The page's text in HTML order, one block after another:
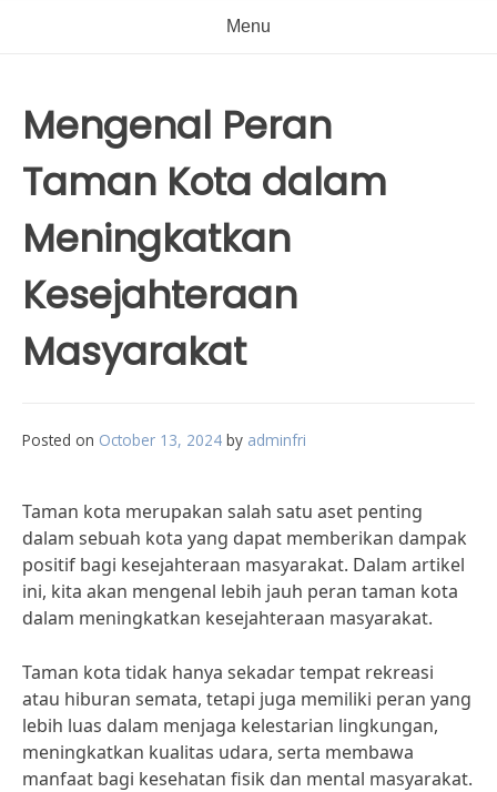
Menu
Mengenal Peran
Taman Kota dalam
Meningkatkan
Kesejahteraan
Masyarakat
Posted on October 13, 2024 by adminfri
Taman kota merupakan salah satu aset penting
dalam sebuah kota yang dapat memberikan dampak
positif bagi kesejahteraan masyarakat. Dalam artikel
ini, kita akan mengenal lebih jauh peran taman kota
dalam meningkatkan kesejahteraan masyarakat.
Taman kota tidak hanya sekadar tempat rekreasi
atau hiburan semata, tetapi juga memiliki peran yang
lebih luas dalam menjaga kelestarian lingkungan,
meningkatkan kualitas udara, serta membawa
manfaat bagi kesehatan fisik dan mental masyarakat.